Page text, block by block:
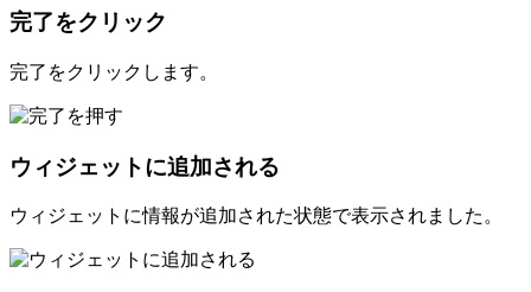
完了をクリック
完了をクリックします。
ウィジェットに追加される
ウィジェットに情報が追加された状態で表示されました。